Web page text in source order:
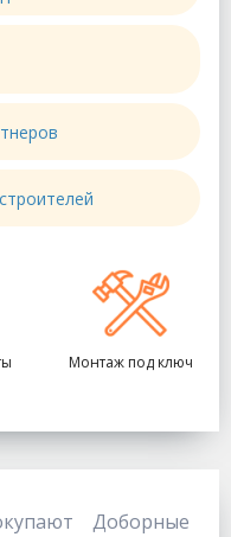
Монтаж под ключ
Доборные